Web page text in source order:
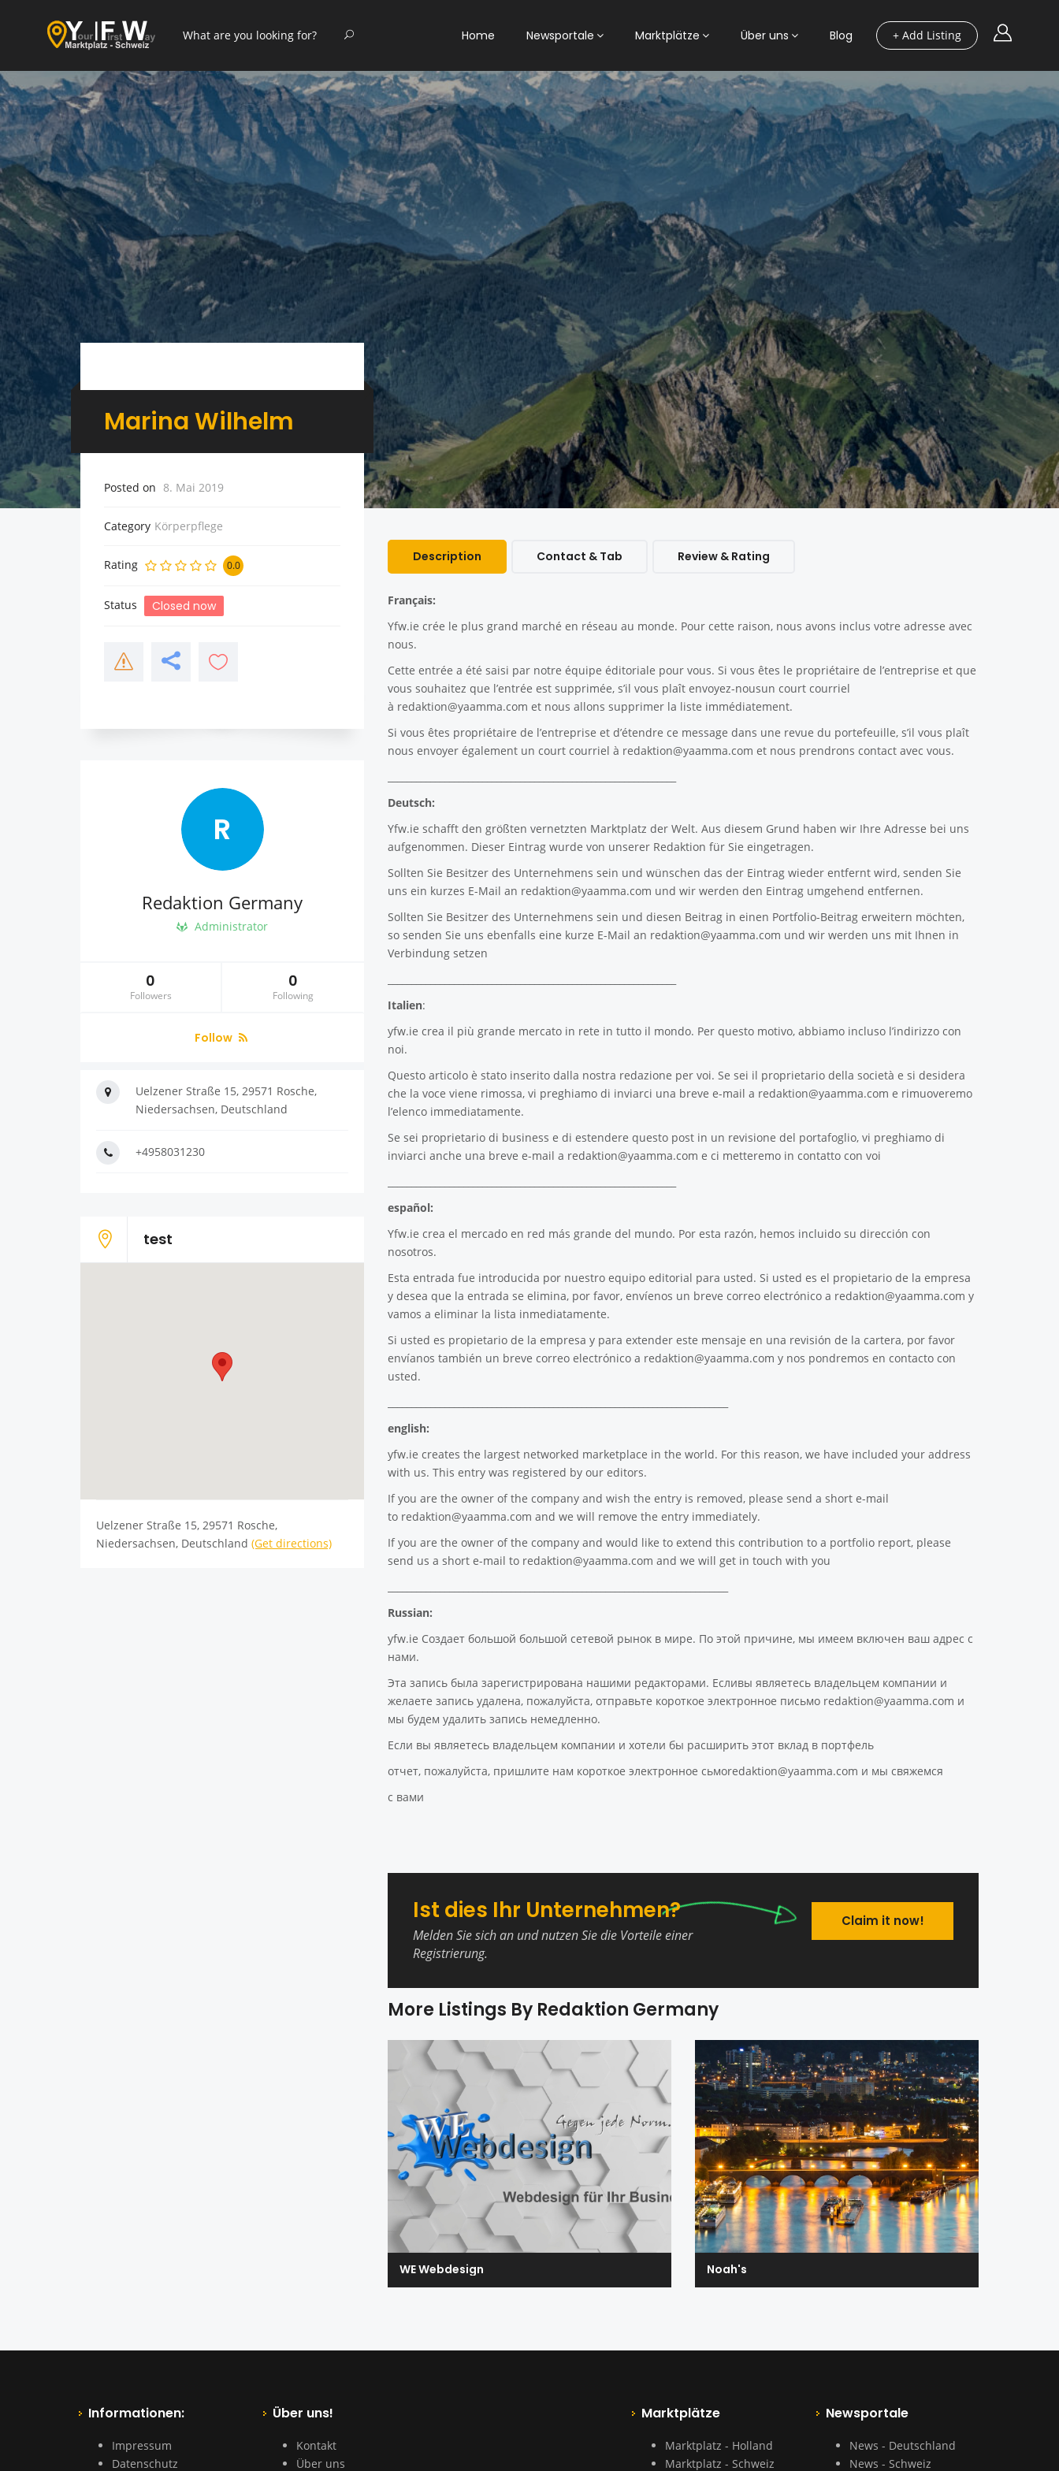
+ Add Listing
Home Newsportale Marktplätze Über uns Blog
Marina Wilhelm
Posted on 8. Mai 2019
Category Körperpflege
Rating 0.0
Status Closed now
Description Contact & Tab Review & Rating
Français:
Yfw.ie crée le plus grand marché en réseau au monde. Pour cette raison, nous avons inclus votre adresse avec
nous.
Cette entrée a été saisi par notre équipe éditoriale pour vous. Si vous êtes le propriétaire de l’entreprise et que
vous souhaitez que l’entrée est supprimée, s’il vous plaît envoyez-nousun court courriel
à redaktion@yaamma.com et nous allons supprimer la liste immédiatement.
Si vous êtes propriétaire de l’entreprise et d’étendre ce message dans une revue du portefeuille, s’il vous plaît
nous envoyer également un court courriel à redaktion@yaamma.com et nous prendrons contact avec vous.
Deutsch:
Yfw.ie schafft den größten vernetzten Marktplatz der Welt. Aus diesem Grund haben wir Ihre Adresse bei uns
aufgenommen. Dieser Eintrag wurde von unserer Redaktion für Sie eingetragen.
Sollten Sie Besitzer des Unternehmens sein und wünschen das der Eintrag wieder entfernt wird, senden Sie
uns ein kurzes E-Mail an redaktion@yaamma.com und wir werden den Eintrag umgehend entfernen.
Sollten Sie Besitzer des Unternehmens sein und diesen Beitrag in einen Portfolio-Beitrag erweitern möchten,
so senden Sie uns ebenfalls eine kurze E-Mail an redaktion@yaamma.com und wir werden uns mit Ihnen in
Verbindung setzen
Italien:
yfw.ie crea il più grande mercato in rete in tutto il mondo. Per questo motivo, abbiamo incluso l’indirizzo con
noi.
Questo articolo è stato inserito dalla nostra redazione per voi. Se sei il proprietario della società e si desidera
che la voce viene rimossa, vi preghiamo di inviarci una breve e-mail a redaktion@yaamma.com e rimuoveremo
l’elenco immediatamente.
Se sei proprietario di business e di estendere questo post in un revisione del portafoglio, vi preghiamo di
inviarci anche una breve e-mail a redaktion@yaamma.com e ci metteremo in contatto con voi
español:
Yfw.ie crea el mercado en red más grande del mundo. Por esta razón, hemos incluido su dirección con
nosotros.
Esta entrada fue introducida por nuestro equipo editorial para usted. Si usted es el propietario de la empresa
y desea que la entrada se elimina, por favor, envíenos un breve correo electrónico a redaktion@yaamma.com y
vamos a eliminar la lista inmediatamente.
Si usted es propietario de la empresa y para extender este mensaje en una revisión de la cartera, por favor
envíanos también un breve correo electrónico a redaktion@yaamma.com y nos pondremos en contacto con
usted.
english:
yfw.ie creates the largest networked marketplace in the world. For this reason, we have included your address
with us. This entry was registered by our editors.
If you are the owner of the company and wish the entry is removed, please send a short e-mail
to redaktion@yaamma.com and we will remove the entry immediately.
If you are the owner of the company and would like to extend this contribution to a portfolio report, please
send us a short e-mail to redaktion@yaamma.com and we will get in touch with you
Russian:
yfw.ie Создает большой большой сетевой рынок в мире. По этой причине, мы имеем включен ваш адрес с
нами.
Эта запись была зарегистрирована нашими редакторами. Есливы являетесь владельцем компании и
желаете запись удалена, пожалуйста, отправьте короткое электронное письмо redaktion@yaamma.com и
мы будем удалить запись немедленно.
Если вы являетесь владельцем компании и хотели бы расширить этот вклад в портфель
отчет, пожалуйста, пришлите нам короткое электронное сьмоredaktion@yaamma.com и мы свяжемся
с вами
Ist dies Ihr Unternehmen?
Melden Sie sich an und nutzen Sie die Vorteile einer
Registrierung.
Claim it now!
More Listings By Redaktion Germany
WE Webdesign Noah's
R
Redaktion Germany
Administrator
0
Followers
0
Following
Follow
Uelzener Straße 15, 29571 Rosche,
Niedersachsen, Deutschland
+4958031230
test
Uelzener Straße 15, 29571 Rosche,
Niedersachsen, Deutschland (Get directions)
Informationen:
Impressum
Datenschutz
Über uns!
Kontakt
Über uns
Marktplätze
Marktplatz - Holland
Marktplatz - Schweiz
Newsportale
News - Deutschland
News - Schweiz